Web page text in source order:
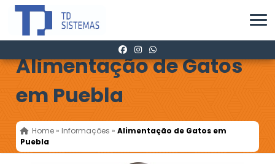
Alimentação de Gatos
em Puebla
Home » Informações »Alimentação de Gatos em
Puebla